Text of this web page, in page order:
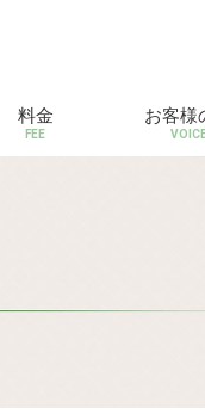
料金
FEE
お客様